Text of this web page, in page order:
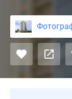
«Фетищево»
компания
планирует
возвести